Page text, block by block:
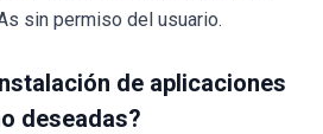
sin permiso del usuario.
de aplicaciones
deseadas?